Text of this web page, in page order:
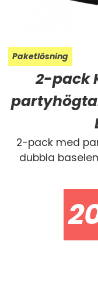
Paketlösning
2-pack
2-pack med
dubbla